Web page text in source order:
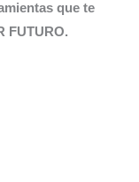
que te
FUTURO.